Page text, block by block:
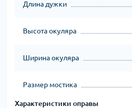
Длина дужки
Высота окуляра
Ширина окуляра
Размер мостика
Характеристики оправы